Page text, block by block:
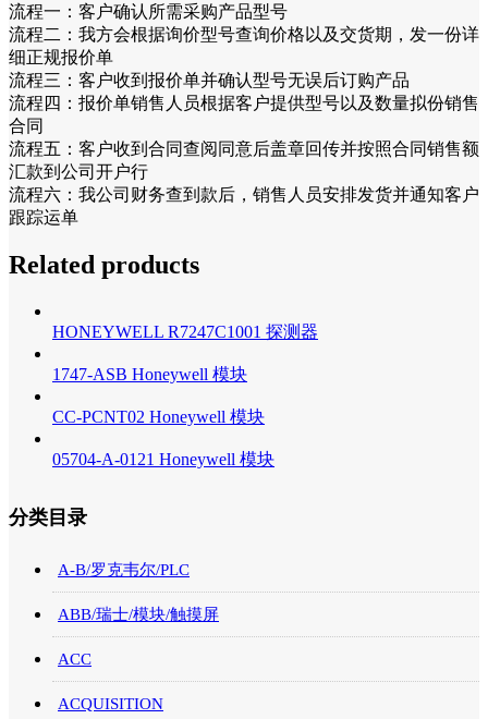
流程一：客户确认所需采购产品型号
流程二：我方会根据询价型号查询价格以及交货期，发一份详
细正规报价单
流程三：客户收到报价单并确认型号无误后订购产品
流程四：报价单销售人员根据客户提供型号以及数量拟份销售
合同
流程五：客户收到合同查阅同意后盖章回传并按照合同销售额
汇款到公司开户行
流程六：我公司财务查到款后，销售人员安排发货并通知客户
跟踪运单
Related products
HONEYWELL R7247C1001 探测器
1747-ASB Honeywell 模块
CC-PCNT02 Honeywell 模块
05704-A-0121 Honeywell 模块
分类目录
A-B/罗克韦尔/PLC
ABB/瑞士/模块/触摸屏
ACC
ACQUISITION